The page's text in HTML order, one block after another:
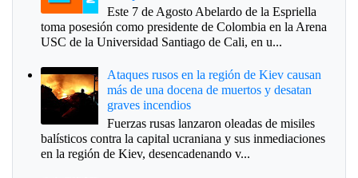
Este 7 de Agosto Abelardo de la Espriella
toma posesión como presidente de Colombia en la Arena
USC de la Universidad Santiago de Cali, en u...
Ataques rusos en la región de Kiev causan
más de una docena de muertos y desatan
graves incendios
Fuerzas rusas lanzaron oleadas de misiles
balísticos contra la capital ucraniana y sus inmediaciones
en la región de Kiev, desencadenando v...